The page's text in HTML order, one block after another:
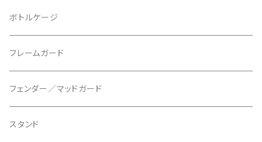
BUSCH＋MULLER/ブッシュ＆ミュラー
CAMELBAK/キャメルバッグ
CERAMIC SPEED/セラミックスピード
CHRIS KING/クリスキング
ブレーキパッド
トップキャップ
ベル
ボトムブラケット
リアディレーラー
クリート
29" / 27.5"
〜26"
タイヤインサート
リムテープ
ボトルケージ
フレームガード
フェンダー／マッドガード
スタンド